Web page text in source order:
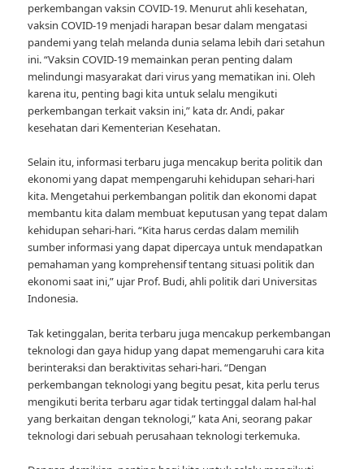
perkembangan vaksin COVID-19. Menurut ahli kesehatan,
vaksin COVID-19 menjadi harapan besar dalam mengatasi
pandemi yang telah melanda dunia selama lebih dari setahun
ini. “Vaksin COVID-19 memainkan peran penting dalam
melindungi masyarakat dari virus yang mematikan ini. Oleh
karena itu, penting bagi kita untuk selalu mengikuti
perkembangan terkait vaksin ini,” kata dr. Andi, pakar
kesehatan dari Kementerian Kesehatan.
Selain itu, informasi terbaru juga mencakup berita politik dan
ekonomi yang dapat mempengaruhi kehidupan sehari-hari
kita. Mengetahui perkembangan politik dan ekonomi dapat
membantu kita dalam membuat keputusan yang tepat dalam
kehidupan sehari-hari. “Kita harus cerdas dalam memilih
sumber informasi yang dapat dipercaya untuk mendapatkan
pemahaman yang komprehensif tentang situasi politik dan
ekonomi saat ini,” ujar Prof. Budi, ahli politik dari Universitas
Indonesia.
Tak ketinggalan, berita terbaru juga mencakup perkembangan
teknologi dan gaya hidup yang dapat memengaruhi cara kita
berinteraksi dan beraktivitas sehari-hari. “Dengan
perkembangan teknologi yang begitu pesat, kita perlu terus
mengikuti berita terbaru agar tidak tertinggal dalam hal-hal
yang berkaitan dengan teknologi,” kata Ani, seorang pakar
teknologi dari sebuah perusahaan teknologi terkemuka.